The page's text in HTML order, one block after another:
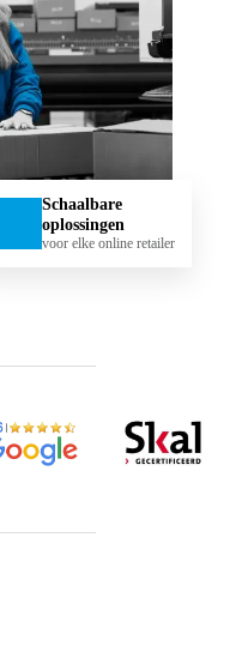
Schaalbare
oplossingen
voor elke online retailer